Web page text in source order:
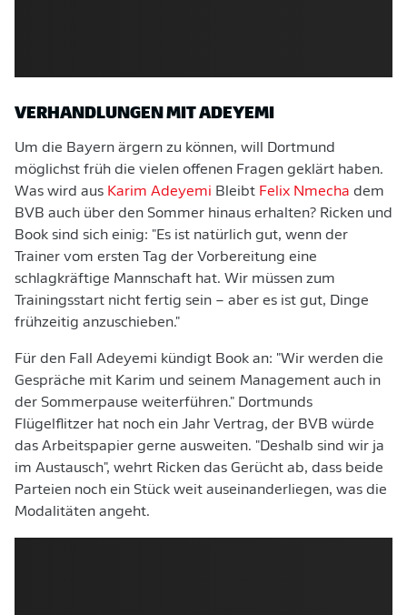
VERHANDLUNGEN MIT ADEYEMI
Um die Bayern ärgern zu können, will Dortmund
möglichst früh die vielen offenen Fragen geklärt haben.
Was wird aus Karim Adeyemi Bleibt Felix Nmecha dem
BVB auch über den Sommer hinaus erhalten? Ricken und
Book sind sich einig: "Es ist natürlich gut, wenn der
Trainer vom ersten Tag der Vorbereitung eine
schlagkräftige Mannschaft hat. Wir müssen zum
Trainingsstart nicht fertig sein – aber es ist gut, Dinge
frühzeitig anzuschieben."
Für den Fall Adeyemi kündigt Book an: "Wir werden die
Gespräche mit Karim und seinem Management auch in
der Sommerpause weiterführen." Dortmunds
Flügelflitzer hat noch ein Jahr Vertrag, der BVB würde
das Arbeitspapier gerne ausweiten. "Deshalb sind wir ja
im Austausch", wehrt Ricken das Gerücht ab, dass beide
Parteien noch ein Stück weit auseinanderliegen, was die
Modalitäten angeht.